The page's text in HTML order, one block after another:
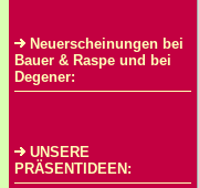
Neuerscheinungen bei
Bauer & Raspe und bei
Degener:
UNSERE
PRÄSENTIDEEN: